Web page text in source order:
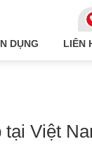
DỤNG LIÊN
Việt